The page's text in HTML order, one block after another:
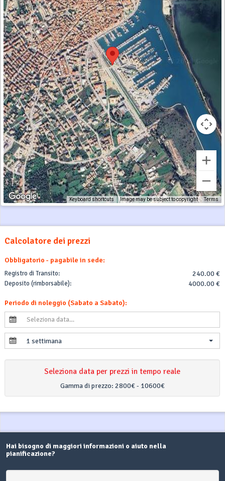
Keyboard shortcuts Image may be subject to copyright Terms
Calcolatore dei prezzi
Obbligatorio - pagabile in sede:
Registro di Transito: 240.00 €
Deposito (rimborsabile): 4000.00 €
Periodo di noleggio (Sabato a Sabato):
1 settimana
Seleziona data per prezzi in tempo reale
Gamma di prezzo: 2800€ - 10600€
Hai bisogno di maggiori informazioni o aiuto nella
pianificazione?